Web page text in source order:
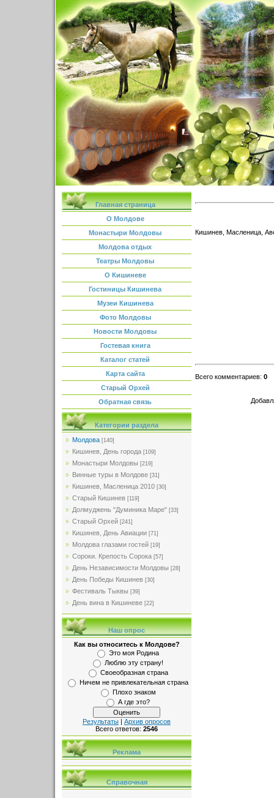
Главная страница
О Молдове
Монастыри Молдовы
Молдова отдых
Театры Молдовы
О Кишиневе
Гостиницы Кишинева
Музеи Кишинева
Фото Молдовы
Новости Молдовы
Гостевая книга
Каталог статей
Карта сайта
Старый Орхей
Обратная связь
Категории раздела
Молдова [140]
Кишинев, День города [109]
Монастыри Молдовы [219]
Винные туры в Молдове [31]
Кишинев, Масленица 2010 [30]
Старый Кишинев [119]
Долмуджень "Думиника Маре" [33]
Старый Орхей [241]
Кишинев, День Авиации [71]
Молдова глазами гостей [19]
Сороки. Крепость Сорока [57]
День Независимости Молдовы [28]
День Победы Кишинев [30]
Фестиваль Тыквы [39]
День вина в Кишиневе [22]
Наш опрос
Как вы относитесь к Молдове?
Это моя Родина
Люблю эту страну!
Своеобразная страна
Ничем не привлекательная страна
Плохо знаком
А где это?
Результаты | Архив опросов
Всего ответов: 2546
Реклама
Справочная
Кишинев, Масленица,
Всего комментариев: 0